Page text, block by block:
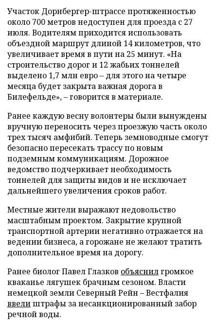
Участок Дорнбергер-штрассе протяженностью
около 700 метров недоступен для проезда с 27
июля. Водителям приходится использовать
объездной маршрут длиной 14 километров, что
увеличивает время в пути на 25 минут. «На
строительство дорог и 12 жабьих тоннелей
выделено 1,7 млн евро – для этого на четыре
месяца будет закрыта важная дорога в
Билефельде», – говорится в материале.
Ранее каждую весну волонтеры были вынуждены
вручную переносить через проезжую часть около
трех тысяч амфибий. Теперь земноводные смогут
безопасно пересекать трассу по новым
подземным коммуникациям. Дорожное
ведомство подчеркивает необходимость
тоннелей для защиты видов и не исключает
дальнейшего увеличения сроков работ.
Местные жители выражают недовольство
масштабным проектом. Закрытие крупной
транспортной артерии негативно отражается на
ведении бизнеса, а горожане не желают тратить
дополнительное время на дорогу.
Ранее биолог Павел Глазков объяснилгромкое
кваканье лягушек брачным сезоном. Власти
немецкой земли Северный Рейн – Вестфалия
ввелиштрафы за несанкционированный забор
речной воды.